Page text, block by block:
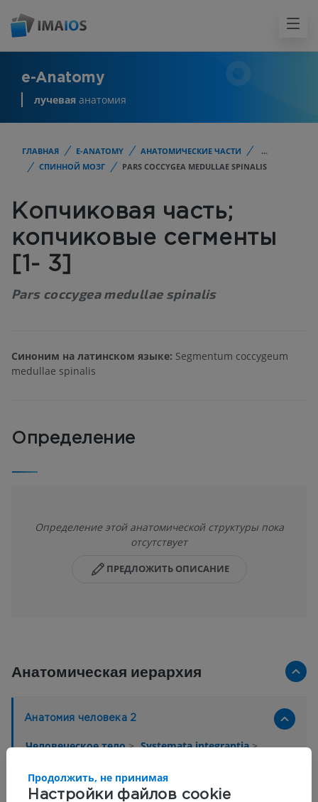
e-Anatomy
лучевая анатомия
ГЛАВНАЯ E-ANATOMY АНАТОМИЧЕСКИЕ ЧАСТИ
...
СПИННОЙ МОЗГ
PARS COCCYGEA MEDULLAE SPINALIS
Копчиковая часть;
копчиковые сегменты
[1- 3]
Pars coccygea medullae spinalis
Синоним на латинском языке: Segmentum coccygeum
medullae spinalis
Определение
Определение этой анатомической структуры пока
отсутствует
ПРЕДЛОЖИТЬ ОПИСАНИЕ
Анатомическая иерархия
Анатомия человека 2
Человеческое тело> Systemata integrantia>
Центральная нервная система
Pars coccygea medullae spinalis
Настройки файлов cookie
Продолжить, не принимая